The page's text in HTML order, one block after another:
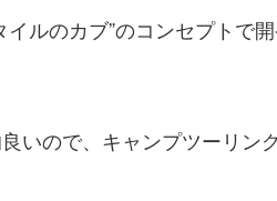
ルのカブ”のコンセプトで
いので、キャンプツーリン